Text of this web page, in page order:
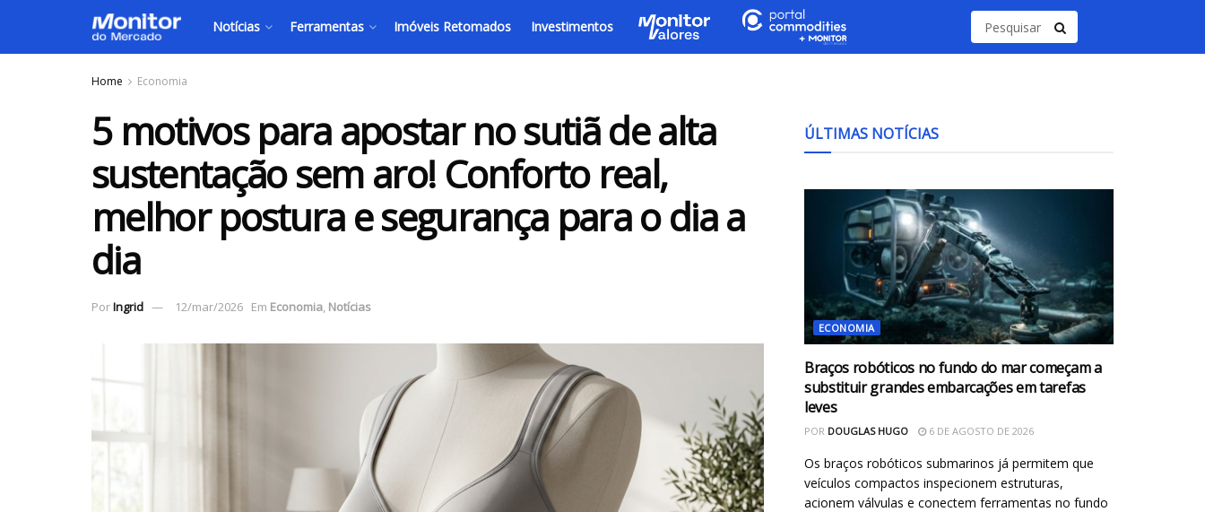
Notícias Ferramentas Imóveis Retomados Investimentos
Home Economia
5 motivos para apostar no sutiã de alta
sustentação sem aro! Conforto real,
melhor postura e segurança para o dia a
dia
PorIngrid 12/mar/2026 Em Economia, Notícias
ÚLTIMAS NOTÍCIAS
ECONOMIA
Braços robóticos no fundo do mar começam a
substituir grandes embarcações em tarefas
leves
POR DOUGLAS HUGO 6 DE AGOSTO DE 2026
Os braços robóticos submarinos já permitem que
veículos compactos inspecionem estruturas,
acionem válvulas e conectem ferramentas no fundo